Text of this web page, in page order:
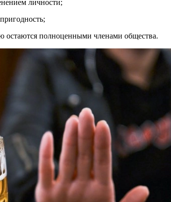
личности;
остаются полноценными членами общества.